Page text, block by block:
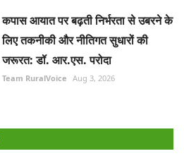
कपास आयात पर बढ़ती निर्भरता से उबरने के
लिए तकनीकी और नीतिगत सुधारों की
जरूरत: डॉ. आर.एस. परोदा
Team RuralVoice Aug 3, 2026